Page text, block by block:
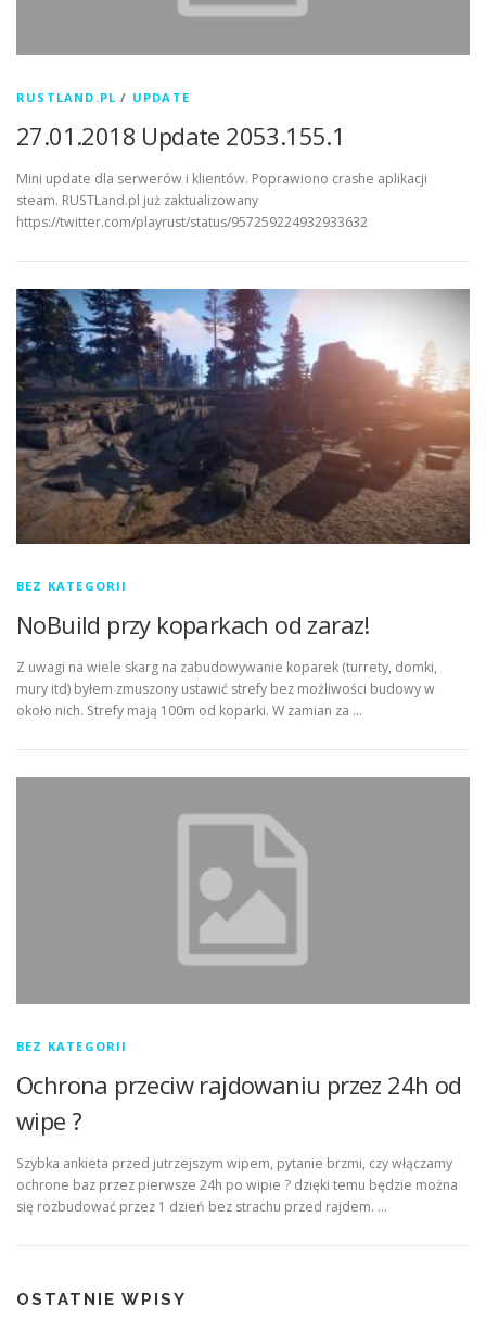
RUSTLAND.PL / UPDATE
27.01.2018 Update 2053.155.1
Mini update dla serwerów i klientów. Poprawiono crashe aplikacji
steam. RUSTLand.pl już zaktualizowany
https://twitter.com/playrust/status/957259224932933632
BEZ KATEGORII
NoBuild przy koparkach od zaraz!
Z uwagi na wiele skarg na zabudowywanie koparek (turrety, domki,
mury itd) byłem zmuszony ustawić strefy bez możliwości budowy w
około nich. Strefy mają 100m od koparki. W zamian za …
BEZ KATEGORII
Ochrona przeciw rajdowaniu przez 24h od
wipe ?
Szybka ankieta przed jutrzejszym wipem, pytanie brzmi, czy włączamy
ochrone baz przez pierwsze 24h po wipie ? dzięki temu będzie można
się rozbudować przez 1 dzień bez strachu przed rajdem. …
OSTATNIE WPISY